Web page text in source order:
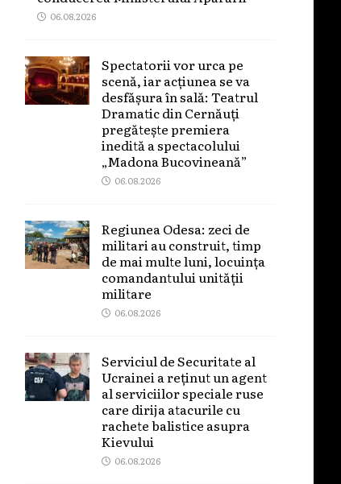
06.08.2026
Spectatorii vor urca pe
scenă, iar acțiunea se va
desfășura în sală: Teatrul
Dramatic din Cernăuți
pregătește premiera
inedită a spectacolului
„Madona Bucovineană”
06.08.2026
Regiunea Odesa: zeci de
militari au construit, timp
de mai multe luni, locuința
comandantului unității
militare
06.08.2026
Serviciul de Securitate al
Ucrainei a reținut un agent
al serviciilor speciale ruse
care dirija atacurile cu
rachete balistice asupra
Kievului
06.08.2026